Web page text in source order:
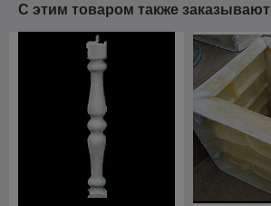
С этим товаром также заказывают